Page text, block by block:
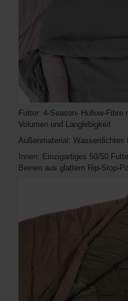
Futter: 4-Season- Hollow-
Volumen und Langlebigkeit
Außenmaterial: Wasserdichtes
Innen: Einzigartiges 50/50
Beinen aus glattem Rip-Stop-